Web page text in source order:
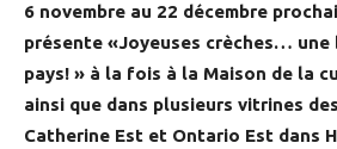
6 novembre au 22 décembre
présente «Joyeuses crèches… une
pays! » à la fois à la Maison de la
ainsi que dans plusieurs vitrines
Catherine Est et Ontario Est dans